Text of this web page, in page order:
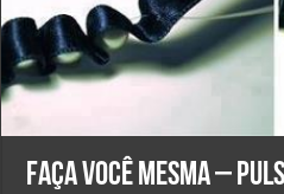
Faça você mesma –